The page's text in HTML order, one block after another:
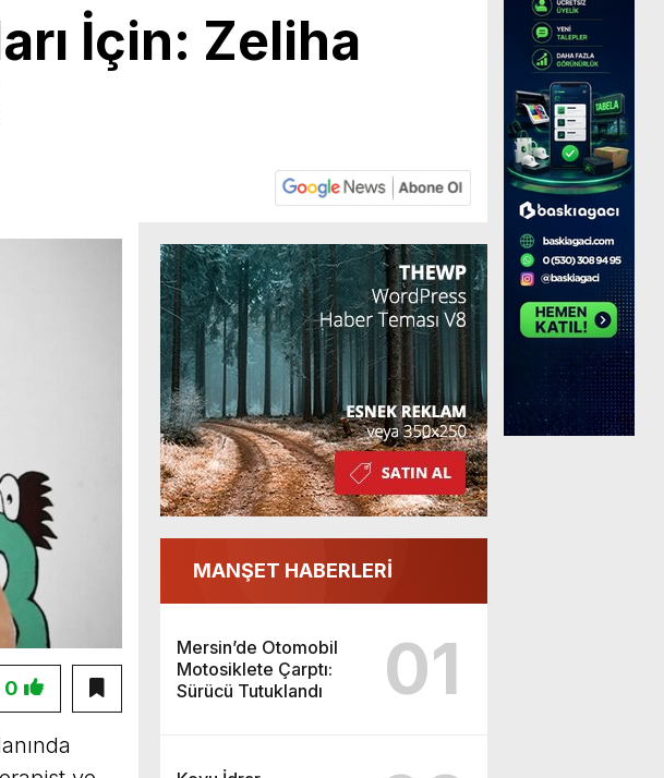
İçin: Zeliha
MANŞET HABERLERİ
Mersin’de Otomobil
Motosiklete Çarptı:
Sürücü Tutuklandı
01
0